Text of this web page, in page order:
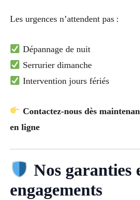
Les urgences n’attendent pas :
Dépannage de nuit
Serrurier dimanche
Intervention jours fériés
Contactez-nous dès
en ligne
Nos garanties
engagements